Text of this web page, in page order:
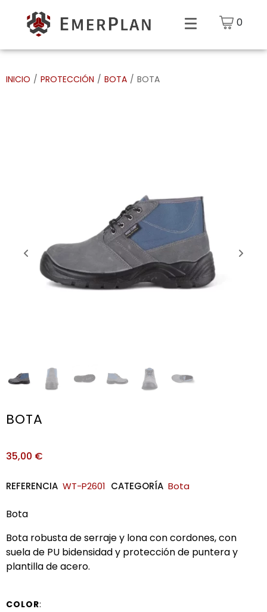
0
INICIO / PROTECCIÓN / BOTA / BOTA
BOTA
35,00 €
REFERENCIA WT-P2601 CATEGORÍA Bota
Bota
Bota robusta de serraje y lona con cordones, con
suela de PU bidensidad y protección de puntera y
plantilla de acero.
COLOR: